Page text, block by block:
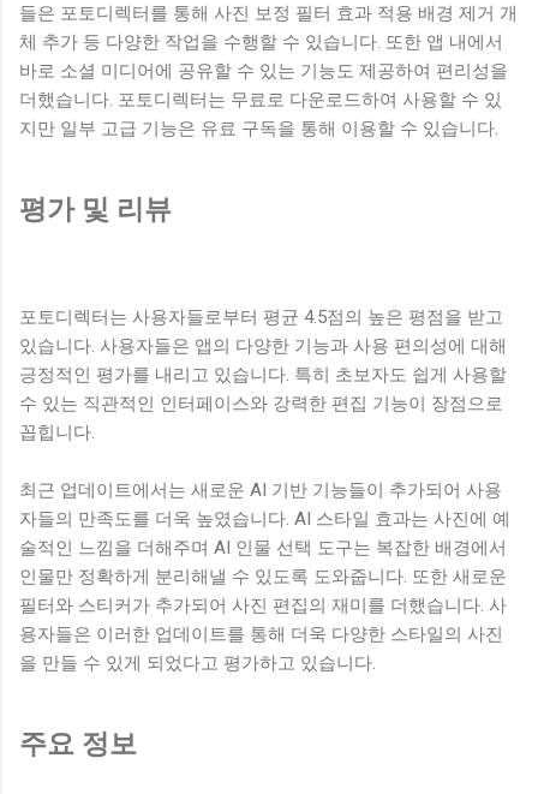
들은 포토디렉터를 통해 사진 보정 필터 효과 적용 배경 제거 개
체 추가 등 다양한 작업을 수행할 수 있습니다. 또한 앱 내에서
바로 소셜 미디어에 공유할 수 있는 기능도 제공하여 편리성을
더했습니다. 포토디렉터는 무료로 다운로드하여 사용할 수 있
지만 일부 고급 기능은 유료 구독을 통해 이용할 수 있습니다.
평가 및 리뷰
포토디렉터는 사용자들로부터 평균 4.5점의 높은 평점을 받고
있습니다. 사용자들은 앱의 다양한 기능과 사용 편의성에 대해
긍정적인 평가를 내리고 있습니다. 특히 초보자도 쉽게 사용할
수 있는 직관적인 인터페이스와 강력한 편집 기능이 장점으로
꼽힙니다.
최근 업데이트에서는 새로운 AI 기반 기능들이 추가되어 사용
자들의 만족도를 더욱 높였습니다. AI 스타일 효과는 사진에 예
술적인 느낌을 더해주며 AI 인물 선택 도구는 복잡한 배경에서
인물만 정확하게 분리해낼 수 있도록 도와줍니다. 또한 새로운
필터와 스티커가 추가되어 사진 편집의 재미를 더했습니다. 사
용자들은 이러한 업데이트를 통해 더욱 다양한 스타일의 사진
을 만들 수 있게 되었다고 평가하고 있습니다.
주요 정보